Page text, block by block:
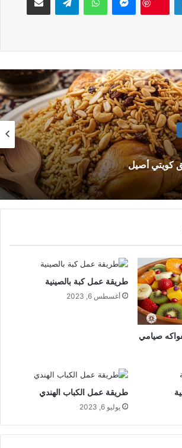
أصيل
الأردني بالدجاج
صيامي
طريقة عمل كبة بالصينية
أغسطس 6, 2023
طريقة عمل الكباب الهندي
يوليو 6, 2023